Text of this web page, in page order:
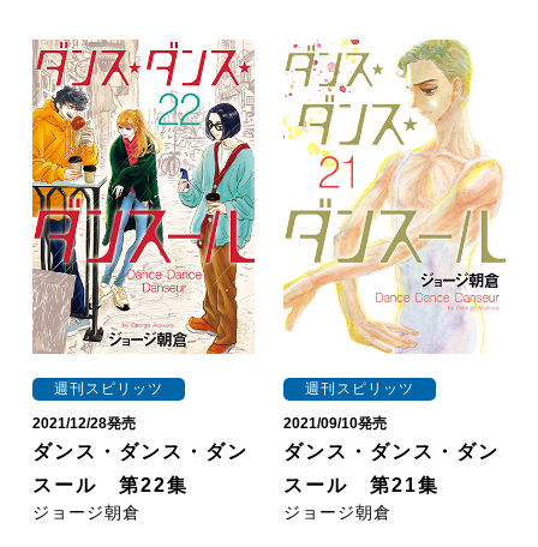
週刊スピリッツ
2021/12/28発売
ダンス・ダンス・ダン
スール 第22集
ジョージ朝倉
週刊スピリッツ
2021/09/10発売
ダンス・ダンス・ダン
スール 第21集
ジョージ朝倉